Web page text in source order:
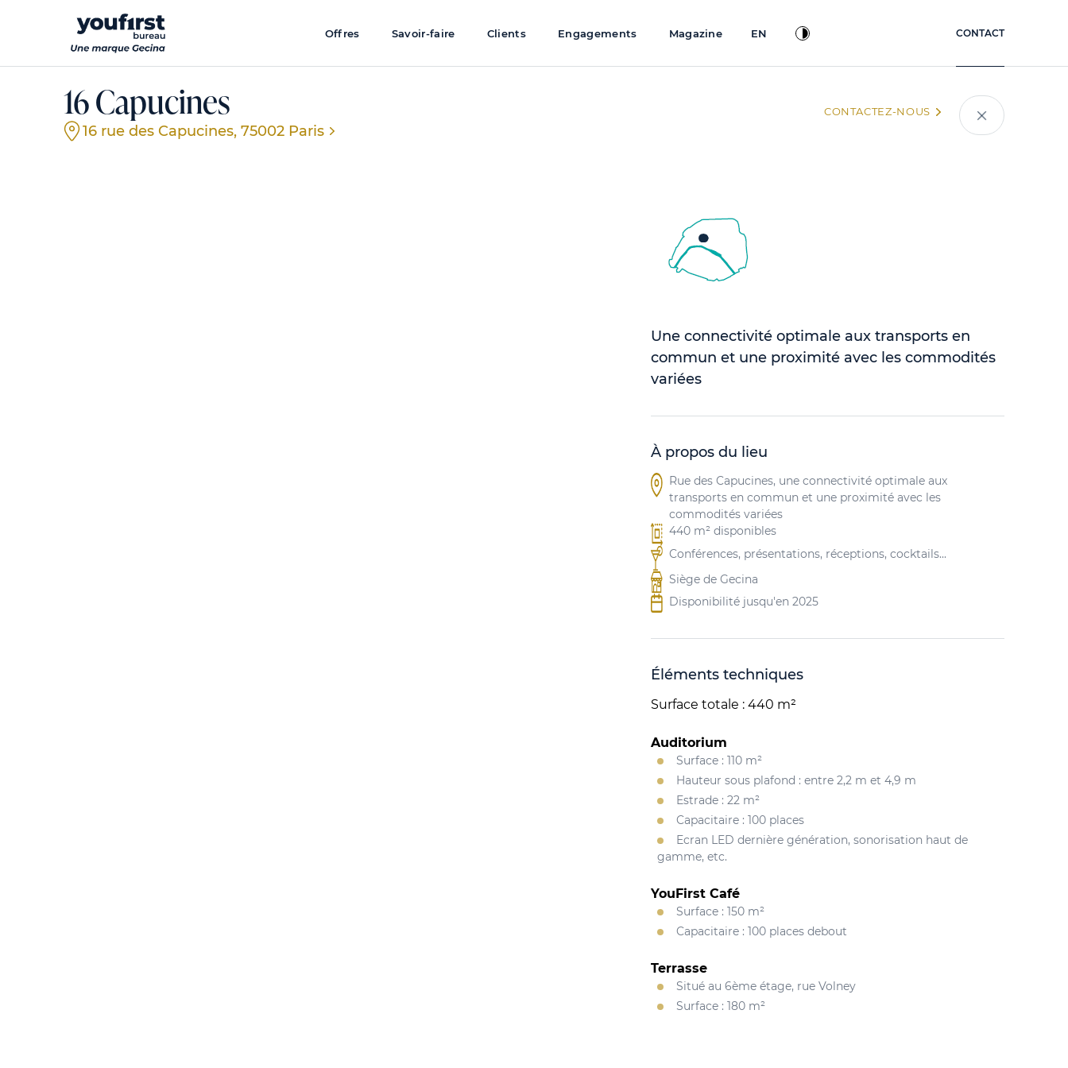
principal
Offres Savoir-faire Clients Engagements Magazine EN CONTACT
16 Capucines
16 rue des Capucines, 75002 Paris
CONTACTEZ-NOUS
Une connectivité optimale aux transports en
commun et une proximité avec les commodités
variées
À propos du lieu
Rue des Capucines, une connectivité optimale aux
transports en commun et une proximité avec les
commodités variées
440 m²​ disponibles
Conférences, présentations, réceptions, cocktails...
Siège de Gecina
Disponibilité jusqu'en 2025
Éléments techniques
Surface totale : 440 m²
Auditorium
Surface : 110 m²
Hauteur sous plafond : entre 2,2 m et 4,9 m
Estrade : 22 m²
Capacitaire : 100 places
Ecran LED dernière génération, sonorisation haut de
gamme, etc.
YouFirst Café
Surface : 150 m²
Capacitaire : 100 places debout
Terrasse
Situé au 6ème étage, rue Volney
Surface : 180 m²